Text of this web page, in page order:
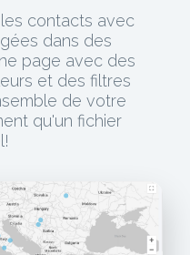
contacts avec
dans des
page avec des
et des filtres
de votre
qu'un fichier